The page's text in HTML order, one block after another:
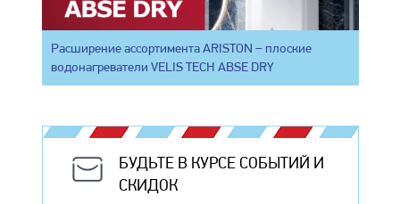
Расширение ассортимента ARISTON – плоские
водонагреватели VELIS TECH ABSE DRY
БУДЬТЕ В КУРСЕ СОБЫТИЙ И
СКИДОК